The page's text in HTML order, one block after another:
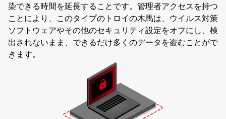
染できる時間を延長することです。管理者アクセスを持つ
ことにより、このタイプのトロイの木馬は、ウイルス対策
ソフトウェアやその他のセキュリティ設定をオフにし、検
出されないまま、できるだけ多くのデータを盗むことがで
きます。